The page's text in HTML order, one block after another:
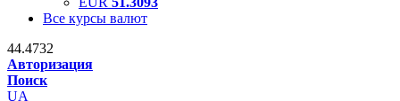
Все курсы валют
44.4732
Авторизация
Поиск
UA